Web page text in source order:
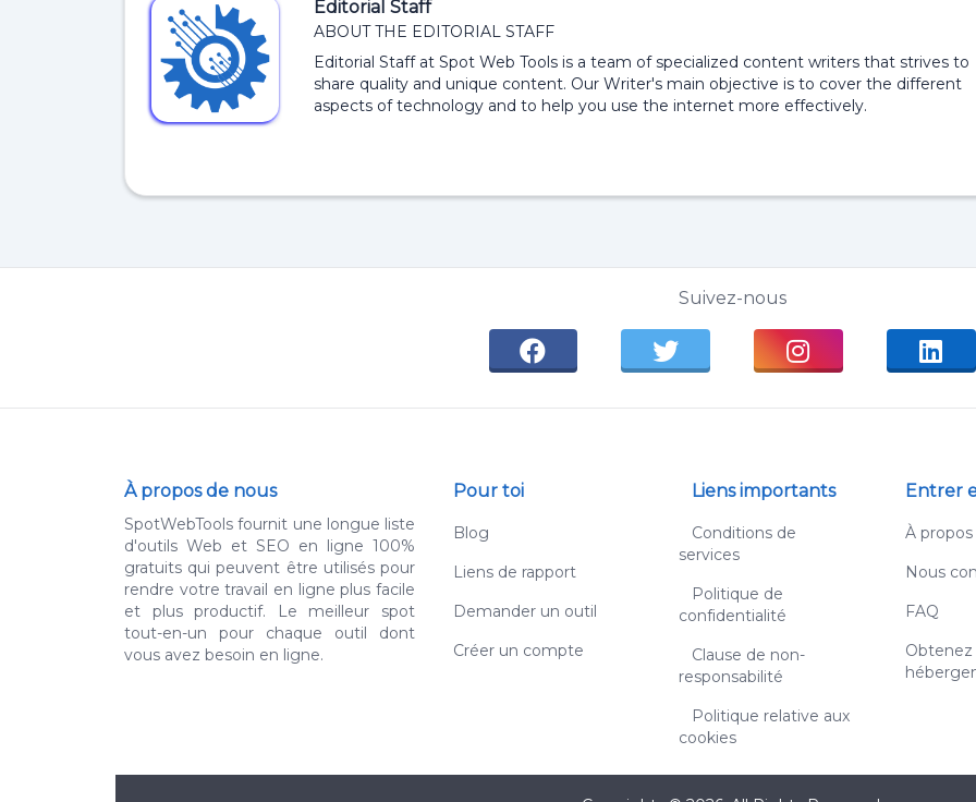
Editorial Staff
ABOUT THE EDITORIAL STAFF
Editorial Staff at Spot Web Tools is a team of specialized content writers that strives to
share quality and unique content. Our Writer's main objective is to cover the different
aspects of technology and to help you use the internet more effectively.
Suivez-nous
À propos de nous
SpotWebTools fournit une longue liste
d'outils Web et SEO en ligne 100%
gratuits qui peuvent être utilisés pour
rendre votre travail en ligne plus facile
et plus productif. Le meilleur spot
tout-en-un pour chaque outil dont
vous avez besoin en ligne.
Pour toi
Blog
Liens de rapport
Demander un outil
Créer un compte
Liens importants
Conditions de
services
Politique de
confidentialité
Clause de non-
responsabilité
Politique relative aux
cookies
Entrer
À
Nous
FAQ
Obtenez